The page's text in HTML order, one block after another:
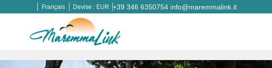
Français Devise : EUR +39 346 6350754 info@maremmalink.it